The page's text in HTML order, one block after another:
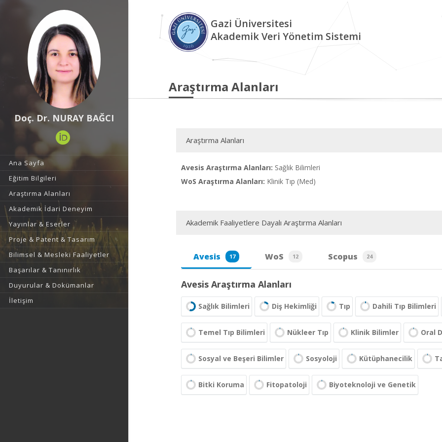
Doç. Dr. NURAY BAĞCI
Ana Sayfa
Eğitim Bilgileri
Araştırma Alanları
Akademik İdari Deneyim
Yayınlar & Eserler
Proje & Patent & Tasarım
Bilimsel & Mesleki Faaliyetler
Başarılar & Tanınırlık
Duyurular & Dokümanlar
İletişim
Gazi Üniversitesi
Akademik Veri Yönetim Sistemi
Araştırma Alanları
Araştırma Alanları
Avesis Araştırma Alanları: Sağlık Bilimleri
WoS Araştırma Alanları: Klinik Tıp (Med)
Akademik Faaliyetlere Dayalı Araştırma Alanları
Avesis 17 WoS 12 Scopus 24
Avesis Araştırma Alanları
Sağlık Bilimleri Diş Hekimliği Tıp Dahili Tıp Bilimleri
Temel Tıp Bilimleri Nükleer Tıp Klinik Bilimler Oral
Sosyal ve Beşeri Bilimler Sosyoloji Kütüphanecilik
Bitki Koruma Fitopatoloji Biyoteknoloji ve Genetik